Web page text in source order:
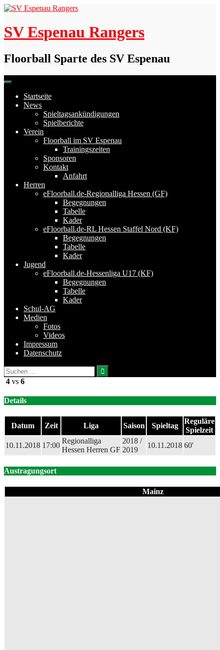
Skip
content
SV Espenau Rangers
Floorball Sparte des SV Espenau
Startseite
News
Spieltagsankündigungen
Spielberichte
Verein
Floorball im SV Espenau
Trainingszeiten
Sponsoren
Kontakt
Anfahrt
Herren
eFloorball.de-Regionalliga Hessen (GF)
Begegnungen
Tabelle
Kader
eFloorball.de-RL Hessen Staffel Nord (KF)
Begegnungen
Tabelle
Kader
Jugend
eFloorball.de-Hessenliga U17 (KF)
Begegnungen
Tabelle
Kader
Schul-AG
Medien
Fotos
Videos
Impressum
Datenschutz
Suchen
nach:
4 vs 6
Details
Datum Zeit Liga Saison Spieltag
Reguläre
Spielzeit
10.11.2018 17:00
Regionalliga
Hessen Herren GF
2018 /
2019
10.11.2018 60'
Austragungsort
Mainz